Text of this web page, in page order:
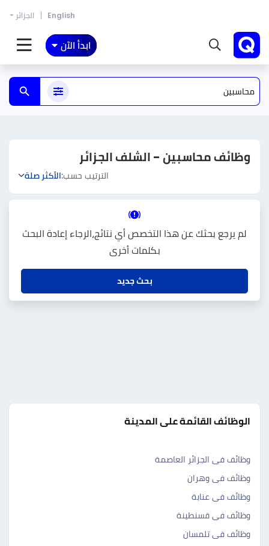
English الجزائر
ابدأ الآن
وظائف محاسبين - الشلف الجزائر
الترتيب حسب:الأكثر صلة
لم يرجع بحثك عن هذا التخصص أي نتائج،الرجاء إعادة البحث
بكلمات أخرى
بحث جديد
الوظائف القائمة على المدينة
وظائف فى الجزائر العاصمة
وظائف فى وهران
وظائف فى عنابة
وظائف فى قسنطينة
وظائف فى تلمسان